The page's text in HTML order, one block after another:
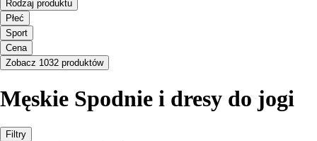
Rodzaj produktu
Płeć
Sport
Cena
Zobacz 1032 produktów
Męskie Spodnie i dresy do jogi
Filtry